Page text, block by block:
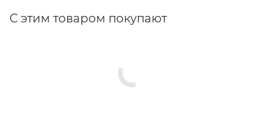
С этим товаром покупают